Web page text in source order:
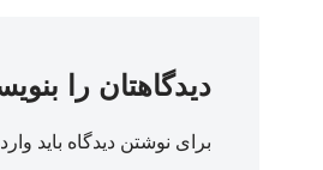
دیدگاهتان را
برای نوشتن دیدگاه باید